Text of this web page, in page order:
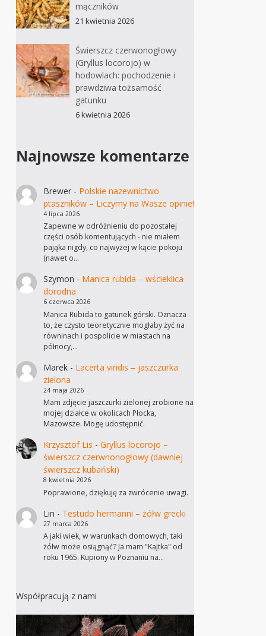
mączników
21 kwietnia 2026
Świerszcz czerwonogłowy
(Gryllus locorojo) w
hodowlach: pochodzenie i
prawdziwa tożsamość
gatunku
6 kwietnia 2026
Najnowsze komentarze
Brewer- Polskie nazewnictwo
ptaszników – Liczymy na Wasze opinie!
4 lipca 2026
Zapewne w odróżnieniu do pozostałej
części osób komentujących - nie miałem
pająka nigdy, co najwyżej w kącie pokoju
(nawet o…
Szymon - Manica rubida – wścieklica
dorodna
6 czerwca 2026
Manica Rubida to gatunek górski. Oznacza
to, że czysto teoretycznie mogłaby żyć na
równinach i pospolicie w miastach na
północy,…
Marek- Lacerta viridis – jaszczurka
zielona
24 maja 2026
Mam zdjęcie jaszczurki zielonej zrobione na
mojej działce w okolicach Płocka,
Mazowsze. Mogę udostępnić.
Krzysztof Lis - Gryllus locorojo –
świerszcz czerwnonogłowy (dawniej
świerszcz kubański)
8 kwietnia 2026
Poprawione, dziękuję za zwrócenie uwagi.
Lin - Testudo hermanni – żółw grecki
27 marca 2026
A jaki wiek, w warunkach domowych, taki
żółw może osiągnąć? Ja mam "Kajtka" od
roku 1965. Kupiony w Poznaniu na…
Współpracują z nami